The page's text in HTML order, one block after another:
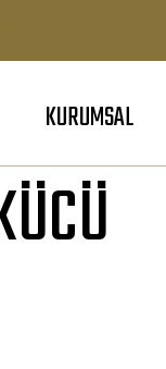
KURUMSAL